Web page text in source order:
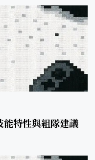
能特性與組隊建議